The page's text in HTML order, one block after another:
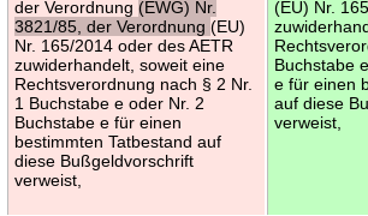
der Verordnung (EWG) Nr.
3821/85, der Verordnung(EU)
Nr. 165/2014 oder des AETR
zuwiderhandelt, soweit eine
Rechtsverordnung nach § 2 Nr.
1 Buchstabe e oder Nr. 2
Buchstabe e für einen
bestimmten Tatbestand auf
diese Bußgeldvorschrift
verweist,
(EU) Nr.
Buchstabe
e für einen
auf diese
verweist,